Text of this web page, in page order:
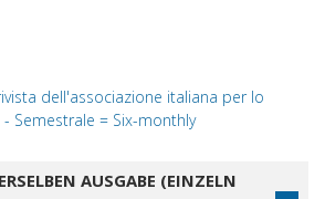
dell'associazione italiana per lo
Semestrale = Six-monthly
AUSGABE (EINZELN